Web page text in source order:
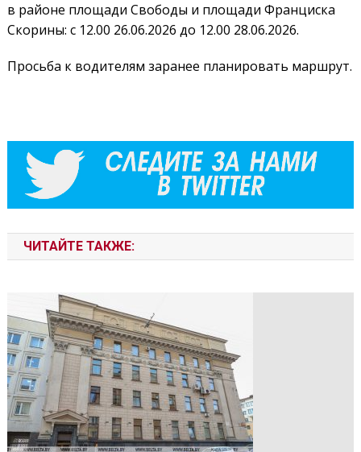
в районе площади Свободы и площади Франциска
Скорины: с 12.00 26.06.2026 до 12.00 28.06.2026.
Просьба к водителям заранее планировать маршрут.
ЧИТАЙТЕ ТАКЖЕ: